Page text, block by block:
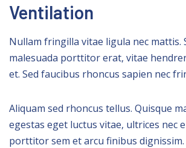
Ventilation
Nullam fringilla vitae ligula nec mattis.
malesuada porttitor erat, vitae
et. Sed faucibus rhoncus sapien nec
Aliquam sed rhoncus tellus. Quisque
egestas eget luctus vitae, ultrices nec
porttitor sem et arcu finibus